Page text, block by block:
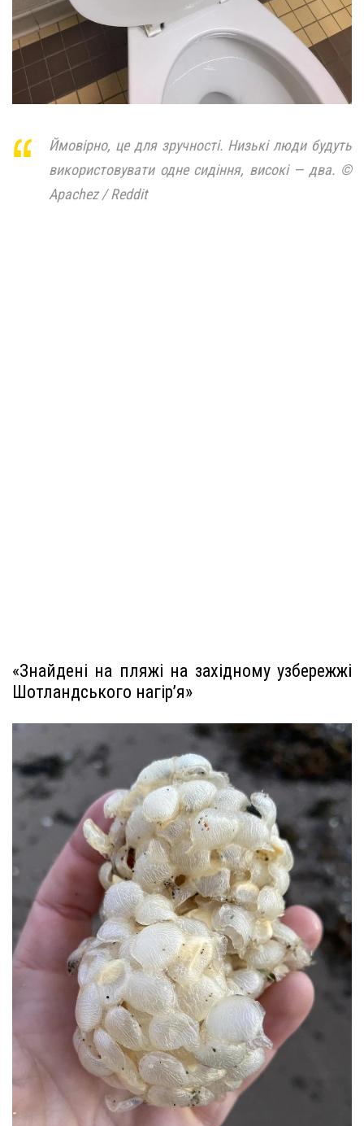
Ймовірно, це для зручності. Низькі люди будуть
використовувати одне сидіння, високі — два. ©
Apachez / Reddit
«Знайдені на пляжі на західному узбережжі
Шотландського нагір’я»